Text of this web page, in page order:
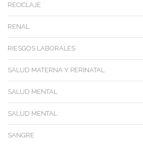
RECICLAJE
RENAL
RIESGOS LABORALES
SALUD MATERNA Y PERINATAL
SALUD MENTAL
SALUD MENTAL
SANGRE